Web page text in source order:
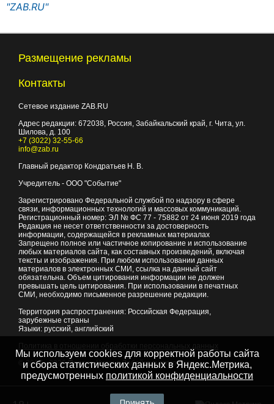
"ZAB.RU"
Размещение рекламы
Контакты
Сетевое издание ZAB.RU
Адрес редакции: 672038, Россия, Забайкальский край, г. Чита, ул.
Шилова, д. 100
+7 (3022) 32-55-66
info@zab.ru
Главный редактор Кондратьев Н. В.
Учредитель - ООО "Событие"
Зарегистрировано Федеральной службой по надзору в сфере
связи, информационных технологий и массовых коммуникаций.
Регистрационный номер: ЭЛ № ФС 77 - 75882 от 24 июня 2019 года
Редакция не несет ответственности за достоверность
информации, содержащейся в рекламных материалах
Запрещено полное или частичное копирование и использование
любых материалов сайта, как составных произведений, включая
тексты и изображения. При любом использовании данных
материалов в электронных СМИ, ссылка на данный сайт
обязательна. Объем цитирования информации не должен
превышать цель цитирования. При использовании в печатных
СМИ, необходимо письменное разрешение редакции.
Территория распространения: Российская Федерация,
зарубежные страны
Языки: русский, английский
© 2007 - 2026Портал Читы и Забайкальского края
Мы используем cookies для корректной работы сайта
и сбора статистических данных в Яндекс.Метрика,
предусмотренных политикой конфиденциальности